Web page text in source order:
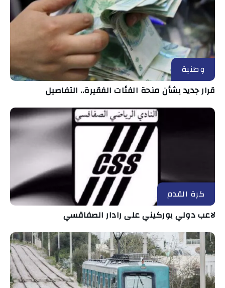
وطنية
قرار جديد بشأن منحة الفئات الفقيرة.. التفاصيل
كرة القدم
لاعب دولي بوركيني على رادار الصفاقسي